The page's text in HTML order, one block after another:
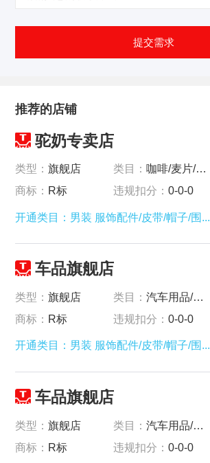
提交需求
推荐的店铺
驼奶专卖店
类型：旗舰店
商标： R标
类目： 咖啡/麦片/冲饮-
违规扣分：0-0-0
开通类目：男装 服饰配件/皮带/帽子/围...
车品旗舰店
类型：旗舰店
商标： R标
类目：汽车用品/电子/清洗/改装-
违规扣分：0-0-0
开通类目：男装 服饰配件/皮带/帽子/围...
车品旗舰店
类型：旗舰店
商标： R标
类目：汽车用品/电子/清洗/改装-
违规扣分：0-0-0